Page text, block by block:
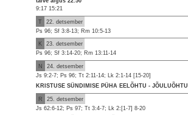
9:17 15:21
T
22. detsember
Ps 96; Sf 3:8-13; Rm 10:5-13
K
23. detsember
Ps 96; Sf 3:14-20; Rm 13:11-14
N
24. detsember
Js 9:2-7; Ps 96; Tt 2:11-14; Lk 2:1-14 [15-20]
KRISTUSE SÜNDIMISE PÜHA EELÕHTU - JÕULUÕHTU
R
25. detsember
Js 62:6-12; Ps 97; Tt 3:4-7; Lk 2:[1-7] 8-20